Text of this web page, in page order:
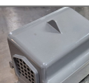
Añadir a la cesta